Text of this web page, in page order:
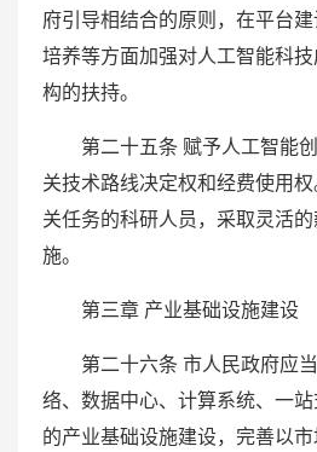
府引导相结合的原则，在平台
培养等方面加强对人工智能科
构的扶持。
第二十五条 赋予人工智能创
关技术路线决定权和经费使用
关任务的科研人员，采取灵活
施。
第三章 产业基础设施建设
第二十六条 市人民政府应当
络、数据中心、计算系统、一
的产业基础设施建设，完善以